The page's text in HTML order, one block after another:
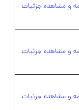
و مشاهده جزئیات
و مشاهده جزئیات
و مشاهده جزئیات